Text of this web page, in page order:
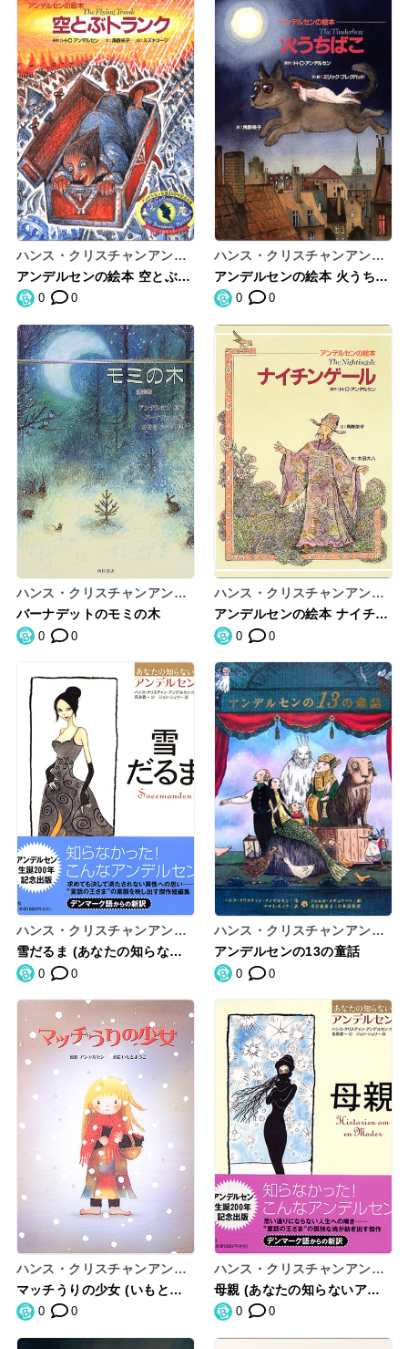
ハンス・クリスチャンアンデ
ルセン,角野栄子
アンデルセンの絵本 空とぶト
ランク
0 0
ハンス・クリスチャンアンデ
ルセン,エリックブレグバッ
ド,HansChristianAndersen,
ErikBlegvad,角野栄子
アンデルセンの絵本 火うちば
こ
0 0
ハンス・クリスチャンアンデ
ルセン
バーナデットのモミの木
0 0
ハンス・クリスチャンアンデ
ルセン,角野栄子,太田大八,Ha
nsChristianAndersen
アンデルセンの絵本 ナイチン
ゲール
0 0
ハンス・クリスチャンアンデ
ルセン
雪だるま (あなたの知らない
アンデルセン)
0 0
ハンス・クリスチャンアンデ
ルセン
アンデルセンの13の童話
0 0
ハンス・クリスチャンアンデ
ルセン
マッチうりの少女 (いもとよ
うこ名作絵本)
0 0
ハンス・クリスチャンアンデ
ルセン
母親 (あなたの知らないアン
デルセン)
0 0